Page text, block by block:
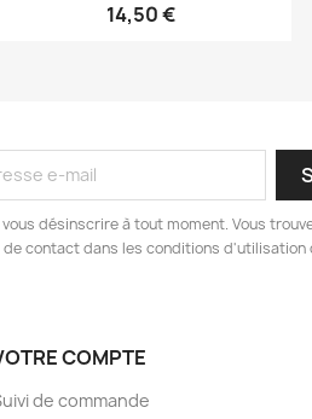
14,50 €
vous désinscrire à tout moment. Vous
contact dans les conditions d'utilisation
COMPTE
de commande